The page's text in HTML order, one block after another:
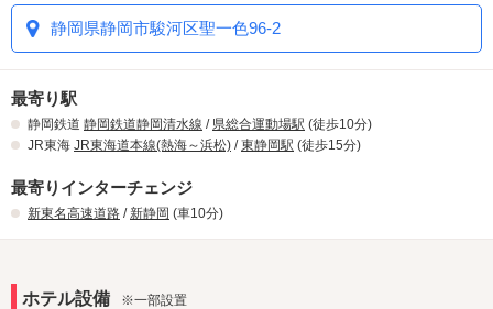
静岡県静岡市駿河区聖一色96-2
最寄り駅
静岡鉄道 静岡鉄道静岡清水線 / 県総合運動場駅 (徒歩10分)
JR東海 JR東海道本線(熱海～浜松) /東静岡駅 (徒歩15分)
最寄りインターチェンジ
新東名高速道路 /新静岡 (車10分)
ホテル設備 ※一部設置